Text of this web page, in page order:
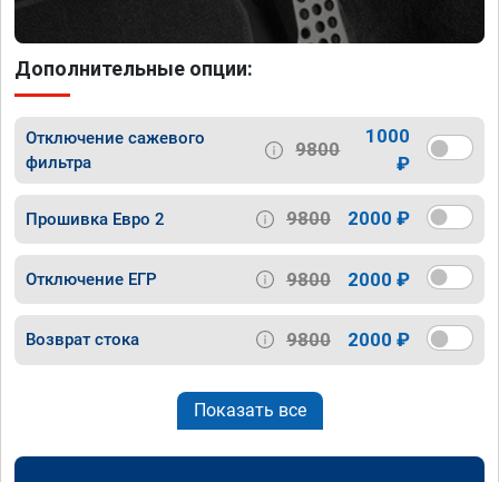
Дополнительные опции:
Отключение сажевого
фильтра
9800
1000
₽
Прошивка Евро 2 9800 2000 ₽
Отключение ЕГР 9800 2000 ₽
Возврат стока 9800 2000 ₽
Показать все